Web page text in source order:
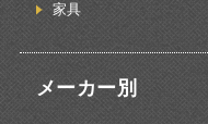
家具
メーカー別